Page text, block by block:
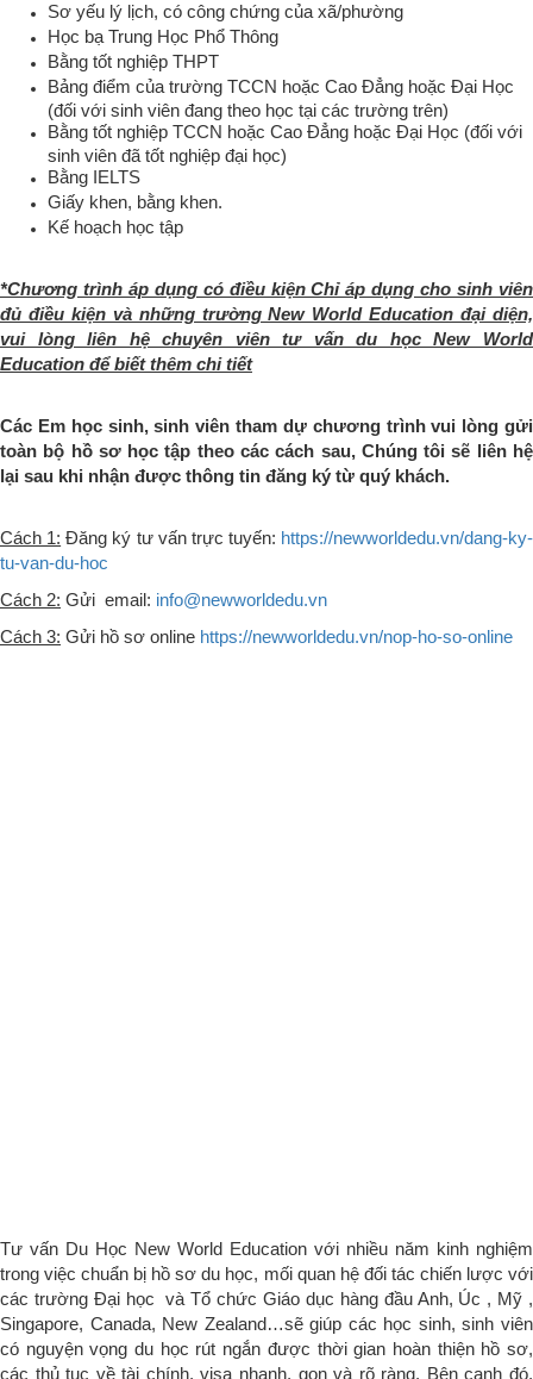
Sơ yếu lý lịch, có công chứng của xã/phường
Học bạ Trung Học Phổ Thông
Bằng tốt nghiệp THPT
Bảng điểm của trường TCCN hoặc Cao Đẳng hoặc Đại Học
(đối với sinh viên đang theo học tại các trường trên)
Bằng tốt nghiệp TCCN hoặc Cao Đẳng hoặc Đại Học (đối với
sinh viên đã tốt nghiệp đại học)
Bằng IELTS
Giấy khen, bằng khen.
Kế hoạch học tập
*Chương trình áp dụng có điều kiện Chỉ áp dụng cho sinh viên
đủ điều kiện và những trường New World Education đại diện,
vui lòng liên hệ chuyên viên tư vấn du học New World
Education để biết thêm chi tiết
Các Em học sinh, sinh viên tham dự chương trình vui lòng gửi
toàn bộ hồ sơ học tập theo các cách sau, Chúng tôi sẽ liên hệ
lại sau khi nhận được thông tin đăng ký từ quý khách.
Cách 1: Đăng ký tư vấn trực tuyến: https://newworldedu.vn/dang-ky-
tu-van-du-hoc
Cách 2: Gửi email: info@newworldedu.vn
Cách 3: Gửi hồ sơ online https://newworldedu.vn/nop-ho-so-online
Tư vấn Du Học New World Education với nhiều năm kinh nghiệm
trong việc chuẩn bị hồ sơ du học, mối quan hệ đối tác chiến lược với
các trường Đại học và Tổ chức Giáo dục hàng đầu Anh, Úc , Mỹ ,
Singapore, Canada, New Zealand…sẽ giúp các học sinh, sinh viên
có nguyện vọng du học rút ngắn được thời gian hoàn thiện hồ sơ,
các thủ tục về tài chính, visa nhanh, gọn và rõ ràng. Bên cạnh đó,